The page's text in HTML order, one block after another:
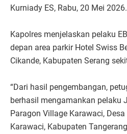
Kurniady ES, Rabu, 20 Mei 2026.
Kapolres menjelaskan pelaku
depan area parkir Hotel Swiss
Cikande, Kabupaten Serang
“Dari hasil pengembangan,
berhasil mengamankan pelaku
Paragon Village Karawaci,
Karawaci, Kabupaten